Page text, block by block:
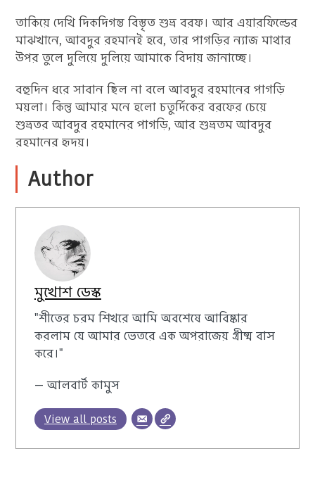
তাকিয়ে দেখি দিকদিগন্ত বিস্তৃত শুভ্র বরফ। আর এয়ারফিল্ডের
মাঝখানে, আবদুর রহমানই হবে, তার পাগড়ির ন্যাজ মাথার
উপর তুলে দুলিয়ে দুলিয়ে আমাকে বিদায় জানাচ্ছে।
বহুদিন ধরে সাবান ছিল না বলে আবদুর রহমানের পাগড়ি
ময়লা। কিন্তু আমার মনে হলো চতুর্দিকের বরফের চেয়ে
শুভ্রতর আবদুর রহমানের পাগড়ি, আর শুভ্রতম আবদুর
রহমানের হৃদয়।
Author
মুখোশ ডেস্ক
"শীতের চরম শিখরে আমি অবশেষে আবিষ্কার
করলাম যে আমার ভেতরে এক অপরাজেয় গ্রীষ্ম বাস
করে।"
— আলবার্ট কামুস
View all posts